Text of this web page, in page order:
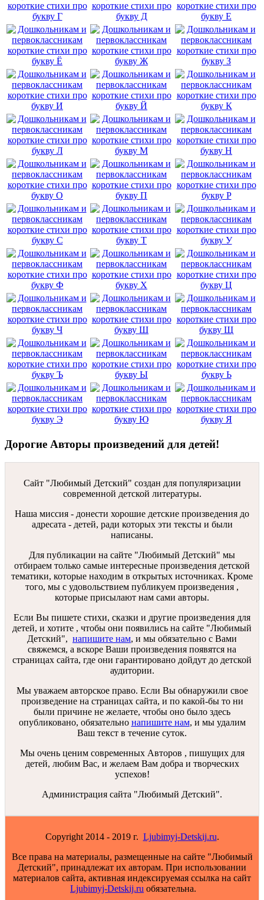
Дорогие Авторы произведений для детей!
Сайт "Любимый Детский" создан для популяризации
современной детской литературы.
Наша миссия - донести хорошие детские произведения до
адресата - детей, ради которых эти тексты и были
написаны.
Для публикации на сайте "Любимый Детский" мы
отбираем только самые интересные произведения детской
тематики, которые находим в открытых источниках. Кроме
того, мы с удовольствием публикуем произведения ,
которые присылают нам сами авторы.
Если Вы пишете стихи, сказки и другие произведения для
детей, и хотите , чтобы они появились на сайте "Любимый
Детский", напишите нам, и мы обязательно с Вами
свяжемся, а вскоре Ваши произведения появятся на
страницах сайта, где они гарантировано дойдут до детской
аудитории.
Мы уважаем авторское право. Если Вы обнаружили свое
произведение на страницах сайта, и по какой-бы то ни
были причине не желаете, чтобы оно было здесь
опубликовано, обязательно напишите нам, и мы удалим
Ваш текст в течение суток.
Мы очень ценим современных Авторов , пишущих для
детей, любим Вас, и желаем Вам добра и творческих
успехов!
Администрация сайта "Любимый Детский".
Copyright 2014 - 2019 г. Ljubimyj-Detskij.ru.
Все права на материалы, размещенные на сайте "Любимый
Детский", принадлежат их авторам. При использовании
материалов сайта, активная индексируемая ссылка на сайт
Ljubimyj-Detskij.ru обязательна.